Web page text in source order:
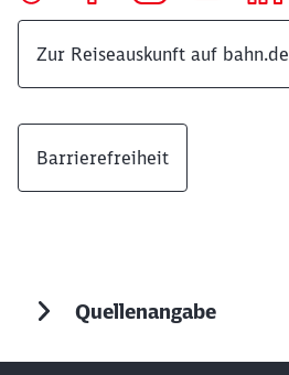
Zur Reiseauskunft auf bahn.de
Barrierefreiheit
Quellenangabe